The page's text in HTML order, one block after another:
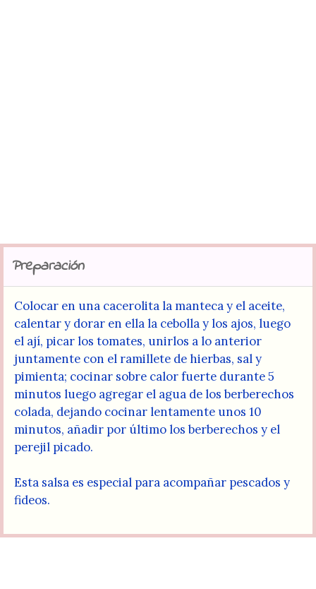
Preparación
Colocar en una cacerolita la manteca y el aceite,
calentar y dorar en ella la cebolla y los ajos, luego
el ají, picar los tomates, unirlos a lo anterior
juntamente con el ramillete de hierbas, sal y
pimienta; cocinar sobre calor fuerte durante 5
minutos luego agregar el agua de los berberechos
colada, dejando cocinar lentamente unos 10
minutos, añadir por último los berberechos y el
perejil picado.
Esta salsa es especial para acompañar pescados y
fideos.